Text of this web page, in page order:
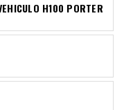
H100 PORTER